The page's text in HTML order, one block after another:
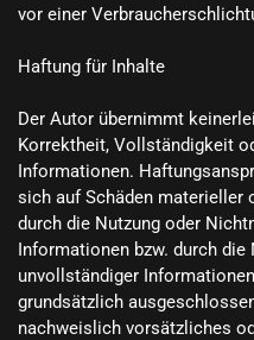
vor einer
Haftung für Inhalte
Der Autor übernimmt
Korrektheit, Vollständigkeit
Informationen.
sich auf Schäden materieller
durch die Nutzung oder
Informationen bzw. durch die
unvollständiger
grundsätzlich
nachweislich vorsätzliches